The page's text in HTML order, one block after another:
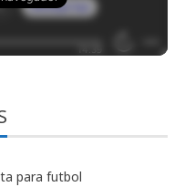
para futbol